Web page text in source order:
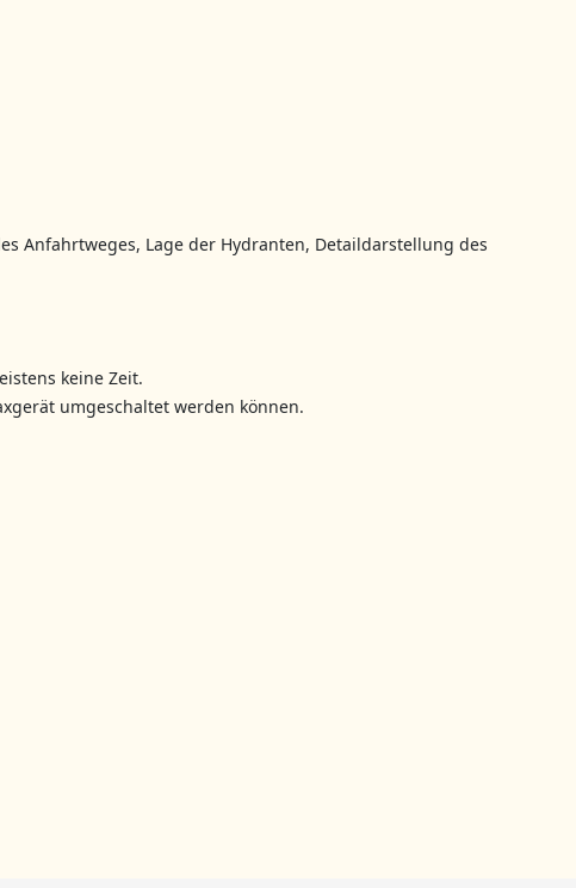
Anfahrtweges, Lage der Hydranten, Detaildarstellung des
keine Zeit.
umgeschaltet werden können.